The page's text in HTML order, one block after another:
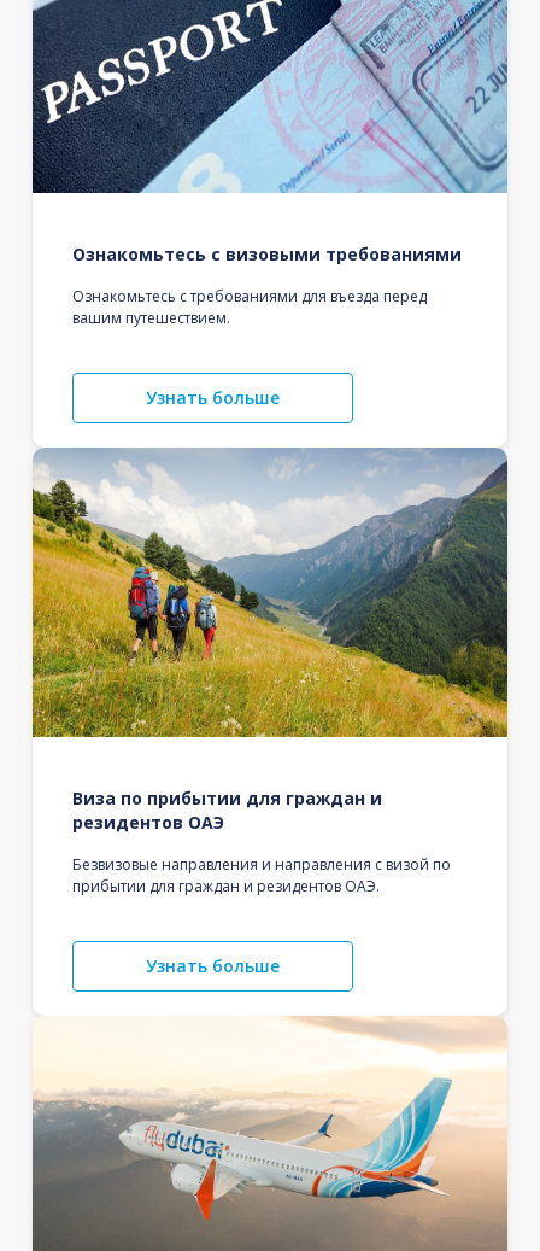
Ознакомьтесь с визовыми требованиями
Ознакомьтесь с требованиями для въезда перед
вашим путешествием.
Узнать больше
Виза по прибытии для граждан и
резидентов ОАЭ
Безвизовые направления и направления с визой по
прибытии для граждан и резидентов ОАЭ.
Узнать больше